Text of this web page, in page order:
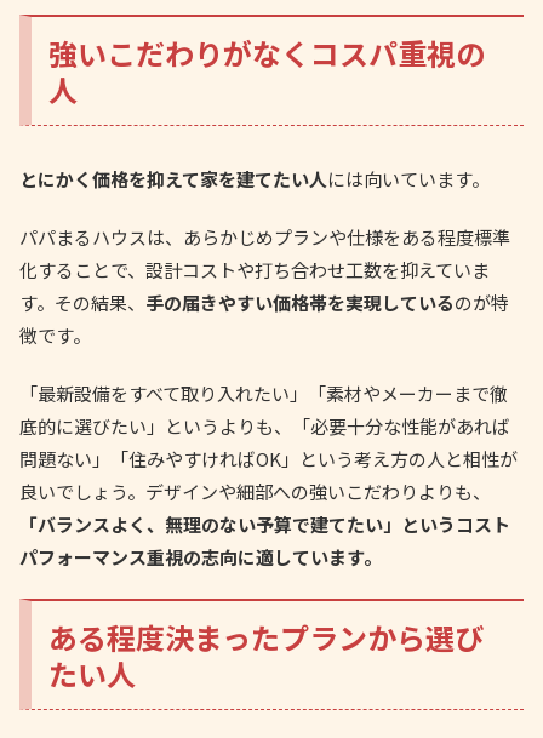
強いこだわりがなくコスパ重視の
人
とにかく価格を抑えて家を建てたい人には向いています。
パパまるハウスは、あらかじめプランや仕様をある程度標準
化することで、設計コストや打ち合わせ工数を抑えていま
す。その結果、 手の届きやすい価格帯を実現しているのが特
徴です。
「最新設備をすべて取り入れたい」「素材やメーカーまで徹
底的に選びたい」というよりも、「必要十分な性能があれば
問題ない」「住みやすければOK」という考え方の人と相性が
良いでしょう。デザインや細部への強いこだわりよりも、
「バランスよく、無理のない予算で建てたい」というコスト
パフォーマンス重視の志向に適しています。
ある程度決まったプランから選び
たい人